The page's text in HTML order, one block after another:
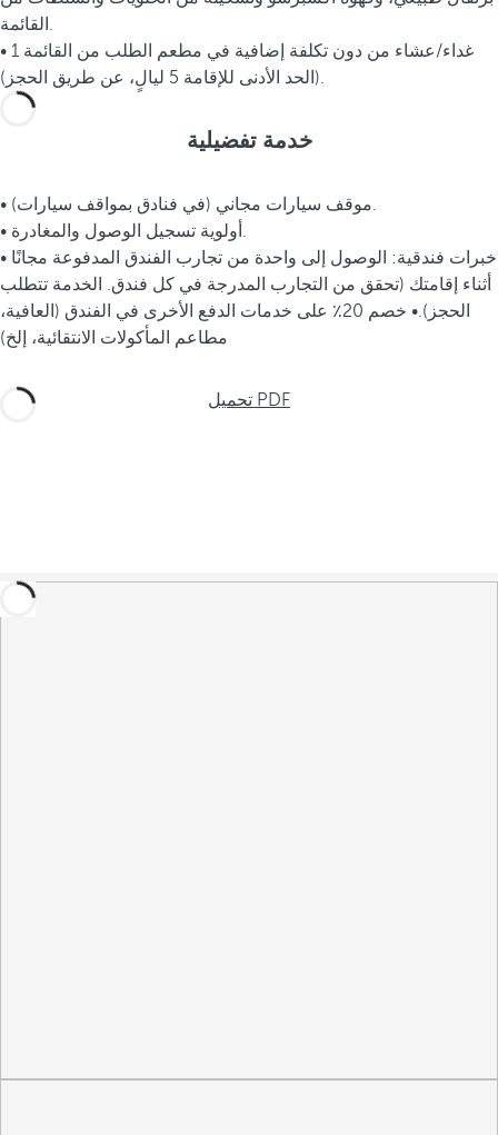
القائمة.
• 1 غداء/عشاء من دون تكلفة إضافية في مطعم الطلب من القائمة
(الحد الأدنى للإقامة 5 ليالٍ، عن طريق الحجز).
خدمة تفضيلية
• موقف سيارات مجاني (في فنادق بمواقف سيارات).
• أولوية تسجيل الوصول والمغادرة.
• خبرات فندقية: الوصول إلى واحدة من تجارب الفندق المدفوعة مجانًا
أثناء إقامتك (تحقق من التجارب المدرجة في كل فندق. الخدمة تتطلب
الحجز).• خصم 20٪ على خدمات الدفع الأخرى في الفندق (العافية،
مطاعم المأكولات الانتقائية، إلخ)
تحميل PDF